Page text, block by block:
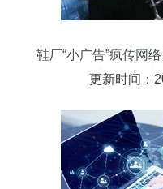
鞋厂“小广告”疯传网
任密码，一声
更新时间：